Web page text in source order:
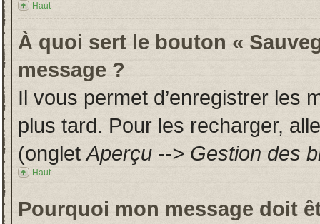
Haut
À quoi sert le bouton «
message ?
Il vous permet d’enregistrer les
plus tard. Pour les recharger,
(ongletAperçu --> Gestion des
Haut
Pourquoi mon message doit